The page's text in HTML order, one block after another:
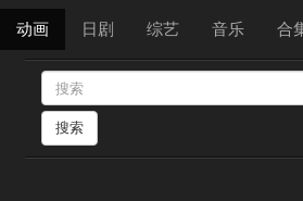
动画 日剧 综艺 音乐 合
搜索